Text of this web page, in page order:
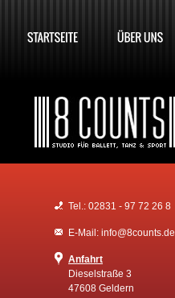
Tel.: 02831 - 97 72 26 8
E-Mail: info@8counts.de
Anfahrt
Dieselstraße 3
47608 Geldern